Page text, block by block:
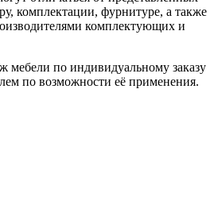
комплектации, фурнитуре, а также
комплектующих и
мебели по индивидуальному заказу
по возможности её применения.